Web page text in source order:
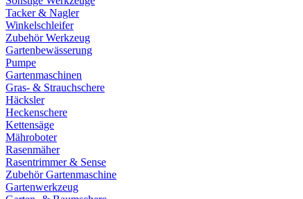
Tacker & Nagler
Winkelschleifer
Zubehör Werkzeug
Gartenbewässerung
Pumpe
Gartenmaschinen
Gras- & Strauchschere
Häcksler
Heckenschere
Kettensäge
Mähroboter
Rasenmäher
Rasentrimmer & Sense
Zubehör Gartenmaschine
Gartenwerkzeug